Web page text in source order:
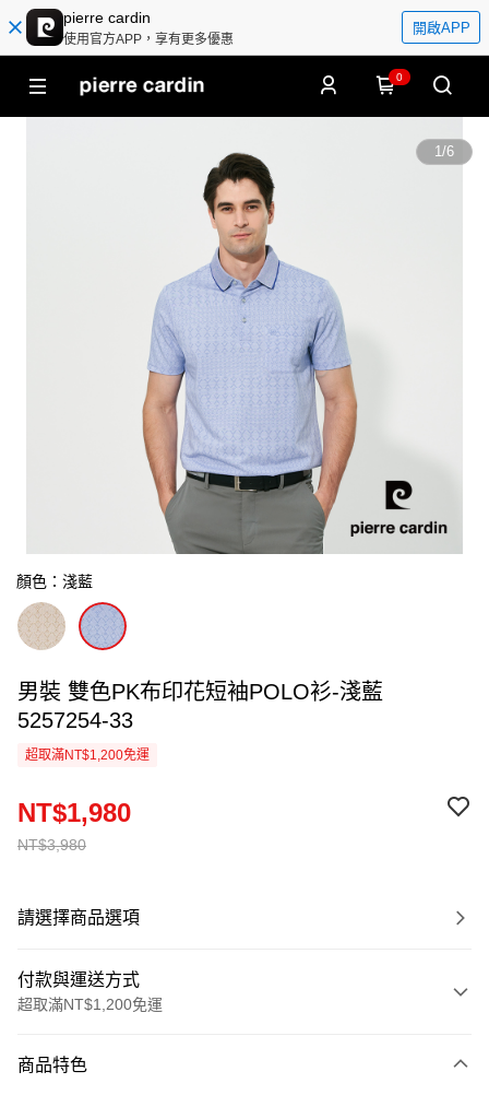
pierre cardin
使用官方APP，享有更多優惠
開啟APP
0
1/6
顏色：淺藍
男裝 雙色PK布印花短袖POLO衫-淺藍
5257254-33
超取滿NT$1,200免運
NT$3,980
NT$1,980
請選擇商品選項
付款與運送方式
超取滿NT$1,200免運
信用卡一次付款
商品特色